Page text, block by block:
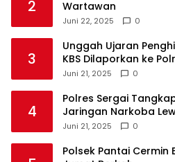
2
Wartawan
Juni 22, 2025 0
3
Unggah Ujaran
KBS Dilaporkan ke
Juni 21, 2025 0
4
Polres Sergai
Jaringan Narkoba
Delivery
Juni 21, 2025 0
Polsek Pantai Cermin